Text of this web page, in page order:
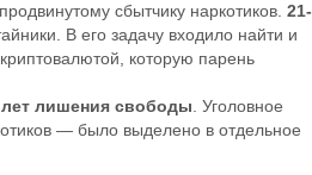
сбытчику наркотиков. 21-
В его задачу входило найти и
которую парень
лет лишения свободы . Уголовное
— было выделено в отдельное